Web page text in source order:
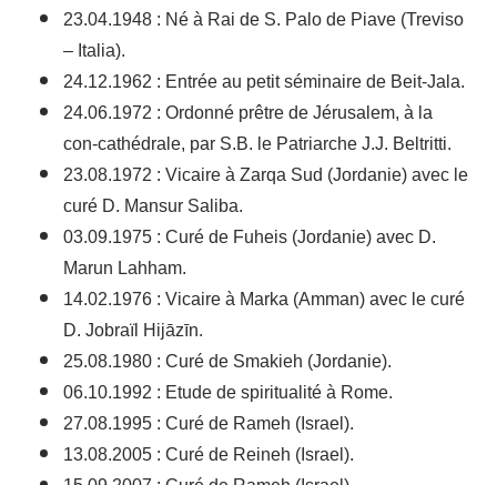
23.04.1948 : Né à Rai de S. Palo de Piave (Treviso
– Italia).
24.12.1962 : Entrée au petit séminaire de Beit-Jala.
24.06.1972 : Ordonné prêtre de Jérusalem, à la
con-cathédrale, par S.B. le Patriarche J.J. Beltritti.
23.08.1972 : Vicaire à Zarqa Sud (Jordanie) avec le
curé D. Mansur Saliba.
03.09.1975 : Curé de Fuheis (Jordanie) avec D.
Marun Lahham.
14.02.1976 : Vicaire à Marka (Amman) avec le curé
D. Jobraïl Hijāzīn.
25.08.1980 : Curé de Smakieh (Jordanie).
06.10.1992 : Etude de spiritualité à Rome.
27.08.1995 : Curé de Rameh (Israel).
13.08.2005 : Curé de Reineh (Israel).